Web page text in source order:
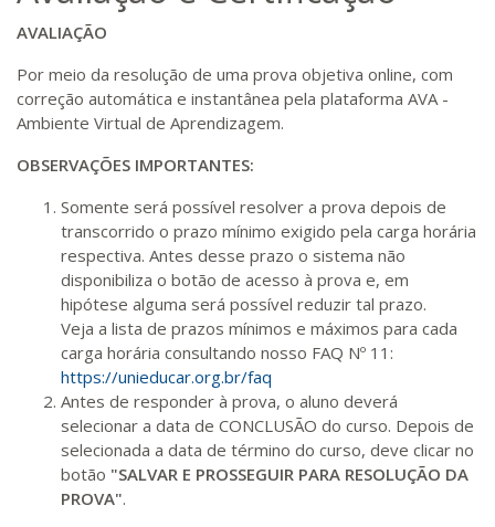
AVALIAÇÃO
Por meio da resolução de uma prova objetiva online, com
correção automática e instantânea pela plataforma AVA -
Ambiente Virtual de Aprendizagem.
OBSERVAÇÕES IMPORTANTES:
Somente será possível resolver a prova depois de
transcorrido o prazo mínimo exigido pela carga horária
respectiva. Antes desse prazo o sistema não
disponibiliza o botão de acesso à prova e, em
hipótese alguma será possível reduzir tal prazo.
Veja a lista de prazos mínimos e máximos para cada
carga horária consultando nosso FAQ Nº 11:
https://unieducar.org.br/faq
Antes de responder à prova, o aluno deverá
selecionar a data de CONCLUSÃO do curso. Depois de
selecionada a data de término do curso, deve clicar no
botão "SALVAR E PROSSEGUIR PARA RESOLUÇÃO DA
PROVA".